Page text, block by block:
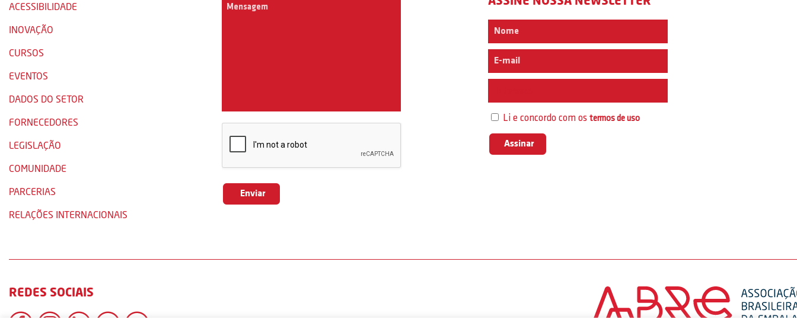
ACESSIBILIDADE
INOVAÇÃO
CURSOS
EVENTOS
DADOS DO SETOR
FORNECEDORES
LEGISLAÇÃO
COMUNIDADE
PARCERIAS
RELAÇÕES INTERNACIONAIS
Li e concordo com ostermos de uso
REDES SOCIAIS